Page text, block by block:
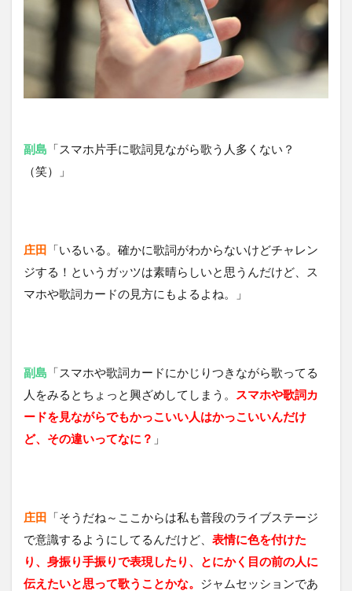
副島 「スマホ片手に歌詞見ながら歌う人多くない？
（笑）」
庄田 「いるいる。確かに歌詞がわからないけどチャレン
ジする！というガッツは素晴らしいと思うんだけど、ス
マホや歌詞カードの見方にもよるよね。」
副島 「スマホや歌詞カードにかじりつきながら歌ってる
人をみるとちょっと興ざめしてしまう。
スマホや歌詞カ
ードを見ながらでもかっこいい人はかっこいいんだけ
ど、その違いってなに？ 」
庄田 「そうだね～ここからは私も普段のライブステージ
で意識するようにしてるんだけど、 表情に色を付けた
り、身振り手振りで表現したり、とにかく目の前の人に
伝えたいと思って歌うことかな。 ジャムセッションであ